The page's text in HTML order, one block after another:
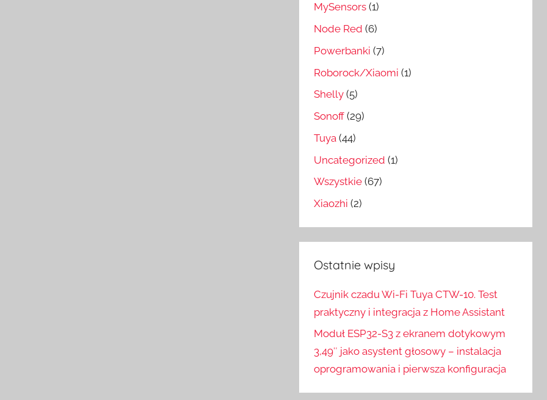
MySensors (1)
Node Red (6)
Powerbanki (7)
Roborock/Xiaomi (1)
Shelly (5)
Sonoff (29)
Tuya (44)
Uncategorized (1)
Wszystkie (67)
Xiaozhi (2)
Ostatnie wpisy
Czujnik czadu Wi-Fi Tuya CTW-10. Test
praktyczny i integracja z Home Assistant
Moduł ESP32-S3 z ekranem dotykowym
3,49″ jako asystent głosowy – instalacja
oprogramowania i pierwsza konfiguracja